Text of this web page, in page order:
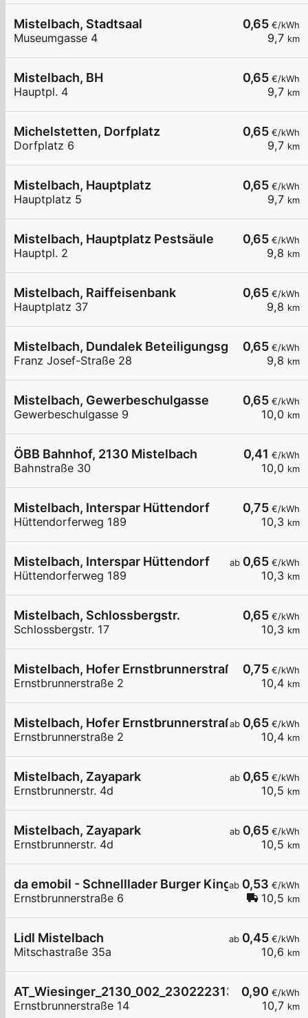
0,65 €/kWh
9,7 km
Mistelbach, Stadtsaal
Museumgasse 4
0,65 €/kWh
9,7 km
Mistelbach, BH
Hauptpl. 4
0,65 €/kWh
9,7 km
Michelstetten, Dorfplatz
Dorfplatz 6
0,65 €/kWh
9,7 km
Mistelbach, Hauptplatz
Hauptplatz 5
0,65 €/kWh
9,8 km
Mistelbach, Hauptplatz Pestsäule
Hauptpl. 2
0,65 €/kWh
9,8 km
Mistelbach, Raiffeisenbank
Hauptplatz 37
0,65 €/kWh
9,8 km
Mistelbach, Dundalek BeteiligungsgmbH
Franz Josef-Straße 28
0,65 €/kWh
10,0 km
Mistelbach, Gewerbeschulgasse
Gewerbeschulgasse 9
0,41 €/kWh
10,0 km
ÖBB Bahnhof, 2130 Mistelbach
Bahnstraße 30
0,75 €/kWh
10,3 km
Mistelbach, Interspar Hüttendorf
Hüttendorferweg 189
ab 0,65 €/kWh
10,3 km
Mistelbach, Interspar Hüttendorf
Hüttendorferweg 189
0,65 €/kWh
10,3 km
Mistelbach, Schlossbergstr.
Schlossbergstr. 17
0,75 €/kWh
10,4 km
Mistelbach, Hofer Ernstbrunnerstraße
Ernstbrunnerstraße 2
ab 0,65 €/kWh
10,4 km
Mistelbach, Hofer Ernstbrunnerstraße
Ernstbrunnerstraße 2
ab 0,65 €/kWh
10,5 km
Mistelbach, Zayapark
Ernstbrunnerstr. 4d
ab 0,65 €/kWh
10,5 km
Mistelbach, Zayapark
Ernstbrunnerstr. 4d
ab 0,53 €/kWh
10,5 km
da emobil - Schnelllader Burger King Mistelbach
Ernstbrunnerstraße 6
ab 0,45 €/kWh
10,6 km
Lidl Mistelbach
Mitschastraße 35a
0,90 €/kWh
10,7 km
AT_Wiesinger_2130_002_230222313 öffentlich
Ernstbrunnerstraße 14